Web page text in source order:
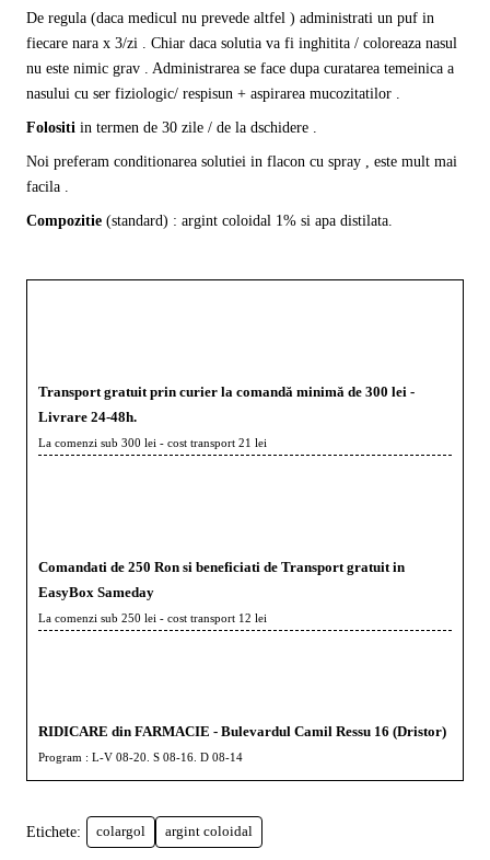
De regula (daca medicul nu prevede altfel ) administrati un puf in
fiecare nara x 3/zi . Chiar daca solutia va fi inghitita / coloreaza nasul
nu este nimic grav . Administrarea se face dupa curatarea temeinica a
nasului cu ser fiziologic/ respisun + aspirarea mucozitatilor .
Folositi in termen de 30 zile / de la dschidere .
Noi preferam conditionarea solutiei in flacon cu spray , este mult mai
facila .
Compozitie (standard) : argint coloidal 1% si apa distilata.
Transport gratuit prin curier la comandă minimă de 300 lei -
Livrare 24-48h.
La comenzi sub 300 lei - cost transport 21 lei
Comandati de 250 Ron si beneficiati de Transport gratuit in
EasyBox Sameday
La comenzi sub 250 lei - cost transport 12 lei
RIDICARE din FARMACIE - Bulevardul Camil Ressu 16 (Dristor)
Program : L-V 08-20. S 08-16. D 08-14
Etichete: colargol argint coloidal